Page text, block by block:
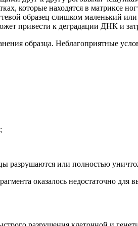
которые находятся в матриксе
образец слишком маленький
привести к деградации ДНК и
образца. Неблагоприятные
разрушаются или полностью
оказалось недостаточно для